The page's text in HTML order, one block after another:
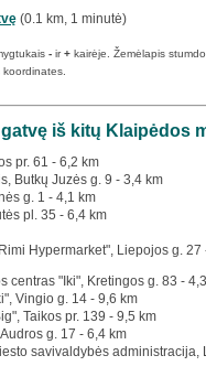
(0.1 km, 1 minutė)
- ir+ kairėje. Žemėlapis
iš kitų Klaipėdos
pr. 61 - 6,2 km
Butkų Juzės g. 9 - 3,4 km
g. 1 - 4,1 km
pl. 35 - 6,4 km
Hypermarket", Liepojos g. 27
centras "Iki", Kretingos g. 83 -
Vingio g. 14 - 9,6 km
Taikos pr. 139 - 9,5 km
Audros g. 17 - 6,4 km
savivaldybės administracija,